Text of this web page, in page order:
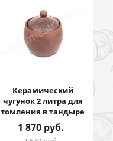
Керамический
чугунок 2 литра для
томления в тандыре
1 870руб.